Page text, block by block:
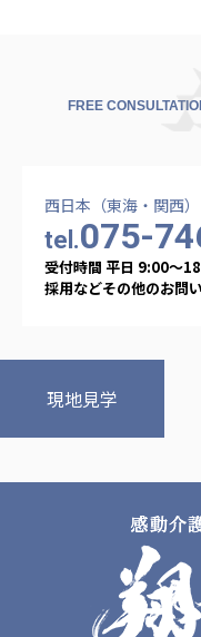
上桂の郷
学校法人明星学園
国際医療専門学校
特定非営利活動法人フ
ーツクラブ
特定非営利活動法人ア
株式会社フラワーコミ
Medicare Lead Japan
FREE
西日本（東海・関西
tel.075-
受付時間 平日 9:00〜
採用などその他のお
現地見学